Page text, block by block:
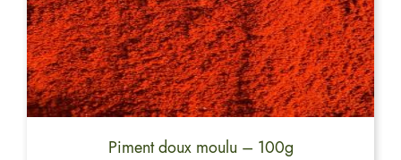
Piment doux moulu – 100g